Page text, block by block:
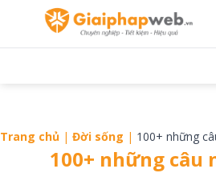
Trang chủ | Đời sống | 100+ những
100+ những câu